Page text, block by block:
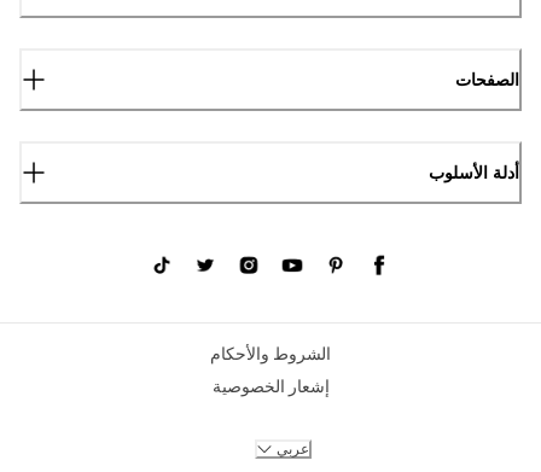
الصفحات
أدلة الأسلوب
الشروط والأحكام
إشعار الخصوصية
عربي